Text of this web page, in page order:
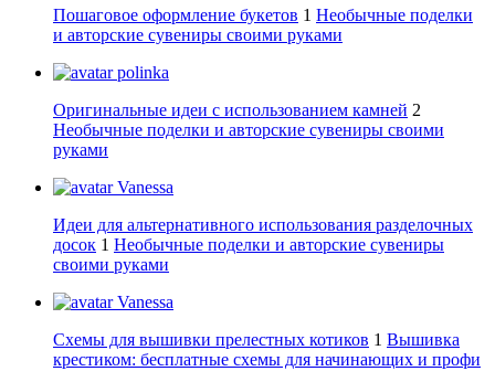
Пошаговое оформление букетов 1 Необычные поделки
и авторские сувениры своими руками
polinka
Оригинальные идеи с использованием камней 2
Необычные поделки и авторские сувениры своими
руками
Vanessa
Идеи для альтернативного использования разделочных
досок 1 Необычные поделки и авторские сувениры
своими руками
Vanessa
Схемы для вышивки прелестных котиков 1 Вышивка
крестиком: бесплатные схемы для начинающих и профи